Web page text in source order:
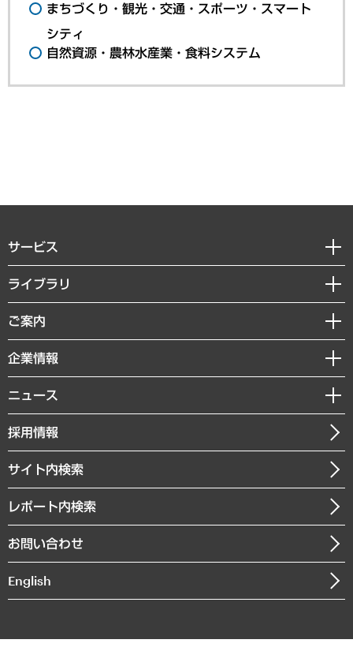
まちづくり・観光・交通・スポーツ・スマート
シティ
自然資源・農林水産業・食料システム
サービス
経営戦略
組織・人事戦略
デジタルイノベーション
共生・ダイバーシティ
GRC（ガバナンス・リスク・コンプライアンス）・防災（政策）
経済・産業・雇用・労働
まちづくり・観光・交通・スポーツ・スマートシティ
自然資源・農林水産業・食料システム
ライブラリ
経済調査
レポート
コラム
経営用語集
受託・受注実績（官公庁関連）
メディア掲載・出演
ご案内
セミナー・イベント情報
MUFGビジネスセミナー
受託案件情報
企業情報
私たちの想い
社長メッセージ
会社概要
沿革
組織図・本部部室紹介
インドネシア現地法人
個人情報保護方針
ニュース
ニュースリリース
お知らせ
採用情報
サイト内検索
レポート内検索
お問い合わせ
English